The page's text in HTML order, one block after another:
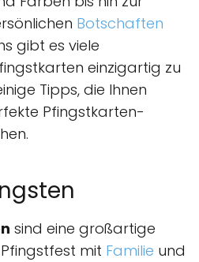
Botschaften
gibt es viele
einzigartig zu
Tipps, die Ihnen
Pfingstkarten-
sind eine großartige
mit Familie und